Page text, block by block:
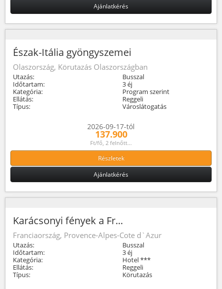
Ajánlatkérés
Észak-Itália gyöngyszemei
Olaszország, Körutazás Olaszországban
Utazás:
Busszal
Időtartam:
3 éj
Kategória:
Program szerint
Ellátás:
Reggeli
Típus:
Városlátogatás
2026-09-17-tól
137.900
Ft/fő, 2 felnőtt...
Részletek
Ajánlatkérés
Karácsonyi fények a Fr...
Franciaország, Provence-Alpes-Cote d`Azur
Utazás:
Busszal
Időtartam:
3 éj
Kategória:
Hotel ***
Ellátás:
Reggeli
Típus:
Körutazás